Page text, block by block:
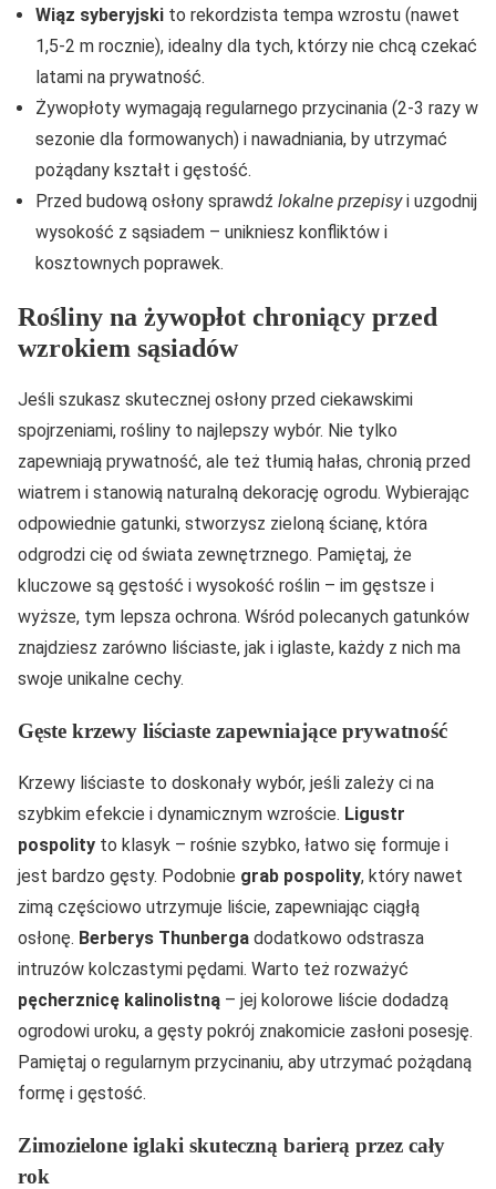
Wiąz syberyjski to rekordzista tempa wzrostu (nawet
1,5-2 m rocznie), idealny dla tych, którzy nie chcą czekać
latami na prywatność.
Żywopłoty wymagają regularnego przycinania (2-3 razy w
sezonie dla formowanych) i nawadniania, by utrzymać
pożądany kształt i gęstość.
Przed budową osłony sprawdź lokalne przepisyi uzgodnij
wysokość z sąsiadem – unikniesz konfliktów i
kosztownych poprawek.
Rośliny na żywopłot chroniący przed
wzrokiem sąsiadów
Jeśli szukasz skutecznej osłony przed ciekawskimi
spojrzeniami, rośliny to najlepszy wybór. Nie tylko
zapewniają prywatność, ale też tłumią hałas, chronią przed
wiatrem i stanowią naturalną dekorację ogrodu. Wybierając
odpowiednie gatunki, stworzysz zieloną ścianę, która
odgrodzi cię od świata zewnętrznego. Pamiętaj, że
kluczowe są gęstość i wysokość roślin – im gęstsze i
wyższe, tym lepsza ochrona. Wśród polecanych gatunków
znajdziesz zarówno liściaste, jak i iglaste, każdy z nich ma
swoje unikalne cechy.
Gęste krzewy liściaste zapewniające prywatność
Krzewy liściaste to doskonały wybór, jeśli zależy ci na
szybkim efekcie i dynamicznym wzroście. Ligustr
pospolity to klasyk – rośnie szybko, łatwo się formuje i
jest bardzo gęsty. Podobnie grab pospolity, który nawet
zimą częściowo utrzymuje liście, zapewniając ciągłą
osłonę. Berberys Thunberga dodatkowo odstrasza
intruzów kolczastymi pędami. Warto też rozważyć
pęcherznicę kalinolistną – jej kolorowe liście dodadzą
ogrodowi uroku, a gęsty pokrój znakomicie zasłoni posesję.
Pamiętaj o regularnym przycinaniu, aby utrzymać pożądaną
formę i gęstość.
Zimozielone iglaki skuteczną barierą przez cały
rok